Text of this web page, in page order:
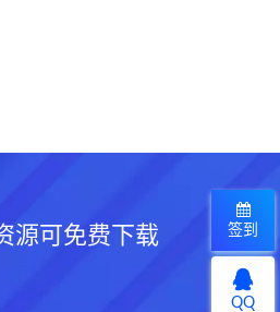
源可免费下载 签到
QQ